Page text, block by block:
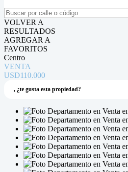
VOLVER A
RESULTADOS
AGREGAR A
FAVORITOS
Centro
VENTA
USD110.000
, ¿te gusta esta propiedad?